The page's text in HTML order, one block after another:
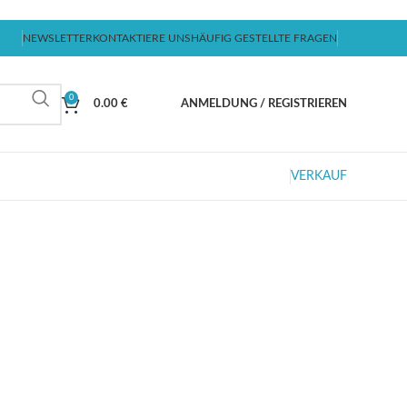
NEWSLETTERKONTAKTIERE UNSHÄUFIG GESTELLTE FRAGEN
0
0.00 € ANMELDUNG / REGISTRIEREN
VERKAUF